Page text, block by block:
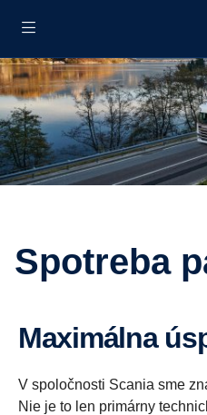
Spotreba
Maximálna
V spoločnosti Scania sme
Nie je to len primárny